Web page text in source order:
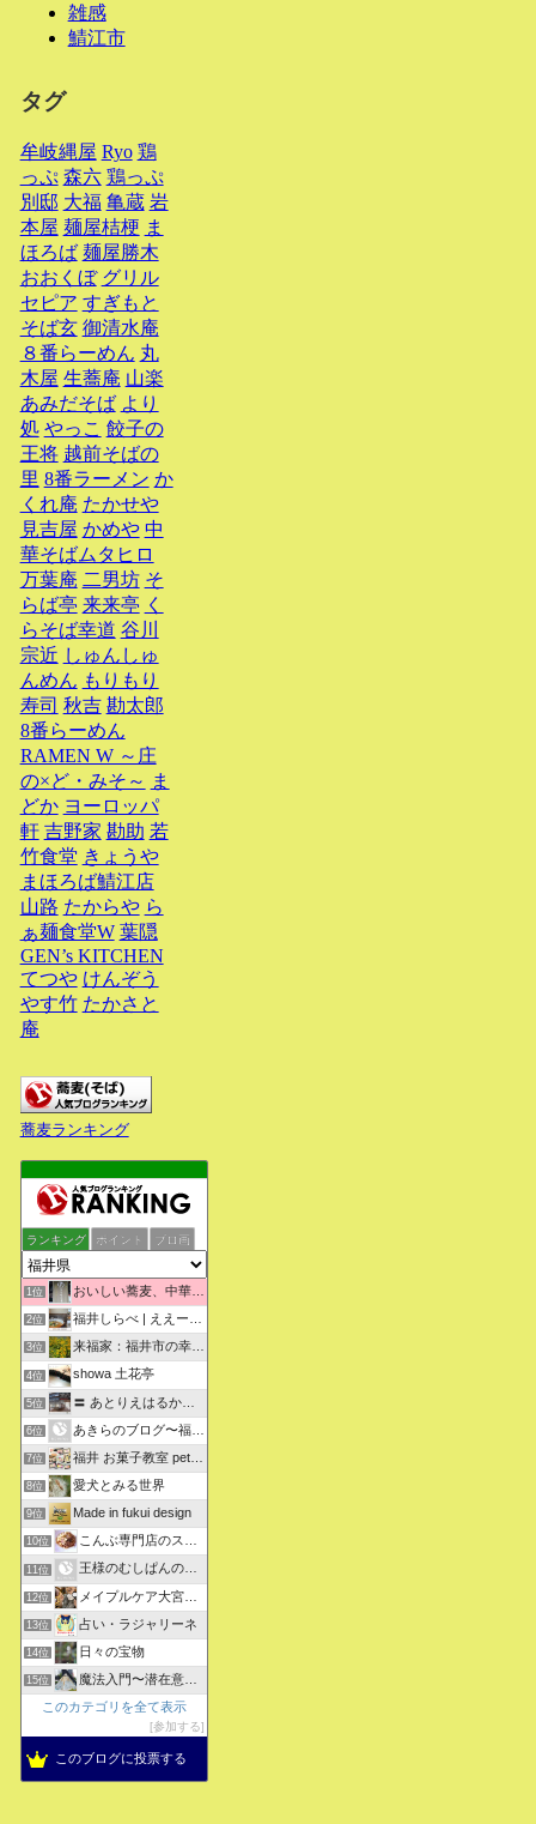
雑感
鯖江市
タグ
牟岐縄屋 Ryo 鶏
っぷ 森六 鶏っぷ
別邸 大福 亀蔵 岩
本屋 麺屋桔梗 ま
ほろば 麺屋勝木
おおくぼ グリル
セピア すぎもと
そば玄 御清水庵
８番らーめん 丸
木屋 生蕎庵 山楽
あみだそば より
処 やっこ 餃子の
王将 越前そばの
里 8番ラーメン か
くれ庵 たかせや
見吉屋 かめや 中
華そばムタヒロ
万葉庵 二男坊 そ
らば亭 来来亭 く
らそば幸道 谷川
宗近 しゅんしゅ
んめん もりもり
寿司 秋吉 勘太郎
8番らーめん
RAMEN W ～庄
の×ど・みそ～ ま
どか ヨーロッパ
軒 吉野家 勘助 若
竹食堂 きょうや
まほろば鯖江店
山路 たからや ら
ぁ麺食堂W 葉隠
GEN’s KITCHEN
てつや けんぞう
やす竹 たかさと
庵
蕎麦ランキング
ランキング ポイント ブロ画
1位 おいしい蕎麦、中華そばを求めて彷徨うブログ
2位 福井しらべ | ええーっ！？そうなんや！知らんかったわ。
3位 来福家：福井市の幸せリフォーム物語
4位 showa 土花亭
5位 〓 あとりえはるかの日々悠悠 〓
6位 あきらのブログ〜福井県より〜
7位 福井 お菓子教室 petit sugarland
8位 愛犬とみる世界
9位 Made in fukui design
10位 こんぶ専門店のスタッフ日記
11位 王様のむしぱんのブログ
12位 メイプルケア大宮デイサービス
13位 占い・ラジャリーネ
14位 日々の宝物
15位
魔法入門〜潜在意識〜真を見抜く秘法〜
このカテゴリを全て表示
参加する
このブログに投票する